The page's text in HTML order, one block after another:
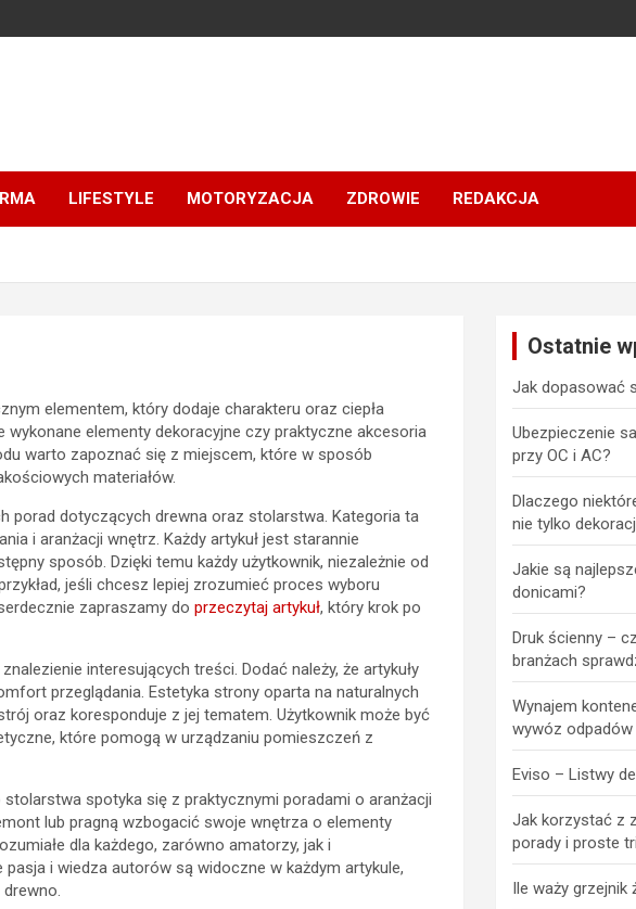
LIFESTYLE MOTORYZACJA ZDROWIE REDAKCJA
elementem, który dodaje charakteru oraz ciepła
elementy dekoracyjne czy praktyczne akcesoria
warto zapoznać się z miejscem, które w sposób
materiałów.
porad dotyczących drewna oraz stolarstwa. Kategoria ta
i aranżacji wnętrz. Każdy artykuł jest starannie
sposób. Dzięki temu każdy użytkownik, niezależnie od
jeśli chcesz lepiej zrozumieć proces wyboru
zapraszamy do przeczytaj artykuł, który krok po
interesujących treści. Dodać należy, że artykuły
przeglądania. Estetyka strony oparta na naturalnych
oraz koresponduje z jej tematem. Użytkownik może być
które pomogą w urządzaniu pomieszczeń z
spotyka się z praktycznymi poradami o aranżacji
lub pragną wzbogacić swoje wnętrza o elementy
dla każdego, zarówno amatorzy, jak i
i wiedza autorów są widoczne w każdym artykule,
Ostatnie
Jak dopasować
Ubezpieczenie
przy OC i AC?
Dlaczego
nie tylko
Jakie są
donicami?
Druk ścienny –
branżach
Wynajem
wywóz
Eviso – Listwy
Jak korzystać z
porady i proste
Ile waży